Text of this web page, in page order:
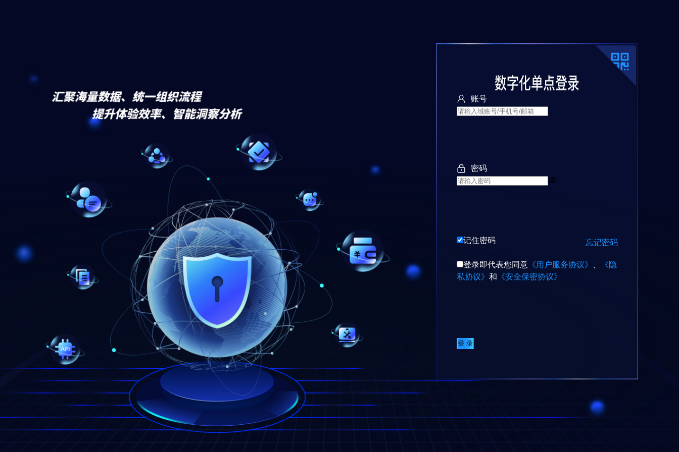
账号
密码
记住密码
忘记密码
登录即代表您同意《用户服务协议》 、
《隐
私协议》 和 《安全保密协议》
登 录